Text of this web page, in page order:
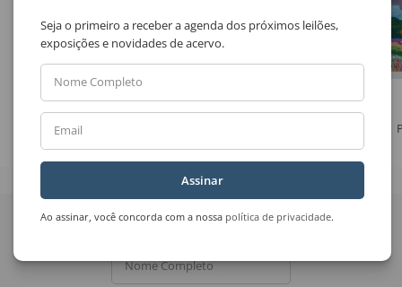
Sansão Pereira
Ely Bueno
Seja o primeiro a receber a agenda dos próximos leilões,
exposições e novidades de acervo.
Nome Completo
Email
Assinar
Ao assinar, você concorda com a nossa política de privacidade.
Quer receber novidades
do Leilão de Arte?
Nome Completo